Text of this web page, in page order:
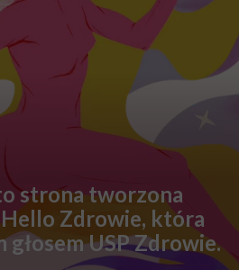
strona tworzona
Zdrowie, która
głosem USP Zdrowie.